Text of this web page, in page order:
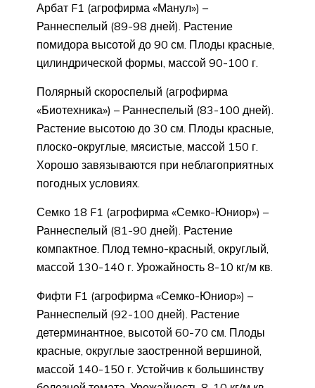
Арбат F1 (агрофирма «Манул») –
Раннеспелый (89-98 дней). Растение
помидора высотой до 90 см. Плоды красные,
цилиндрической формы, массой 90-100 г.
Полярный скороспелый (агрофирма
«Биотехника») – Раннеспелый (83-100 дней).
Растение высотою до 30 см. Плоды красные,
плоско-округлые, мясистые, массой 150 г.
Хорошо завязываются при неблагоприятных
погодных условиях.
Семко 18 F1 (агрофирма «Семко-Юниор») –
Раннеспелый (81-90 дней). Растение
компактное. Плод темно-красный, округлый,
массой 130-140 г. Урожайность 8-10 кг/м кв.
Фифти F1 (агрофирма «Семко-Юниор») –
Раннеспелый (92-100 дней). Растение
детерминантное, высотой 60-70 см. Плоды
красные, округлые заостренной вершиной,
массой 140-150 г. Устойчив к большинству